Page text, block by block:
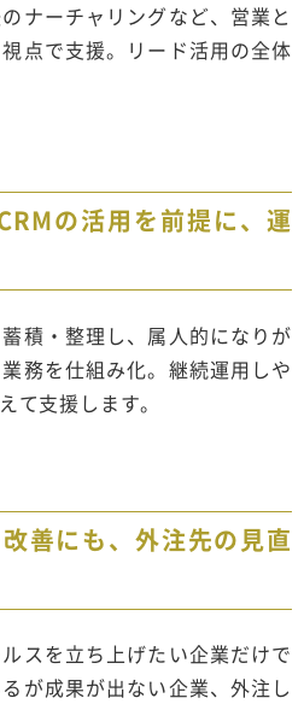
ナーチャリングなど、営業と
点で支援。リード活用の全体
の活用を前提に、運
積・整理し、属人的になりが
務を仕組み化。継続運用しや
て支援します。
善にも、外注先の見直
スを立ち上げたい企業だけで
が成果が出ない企業、外注し